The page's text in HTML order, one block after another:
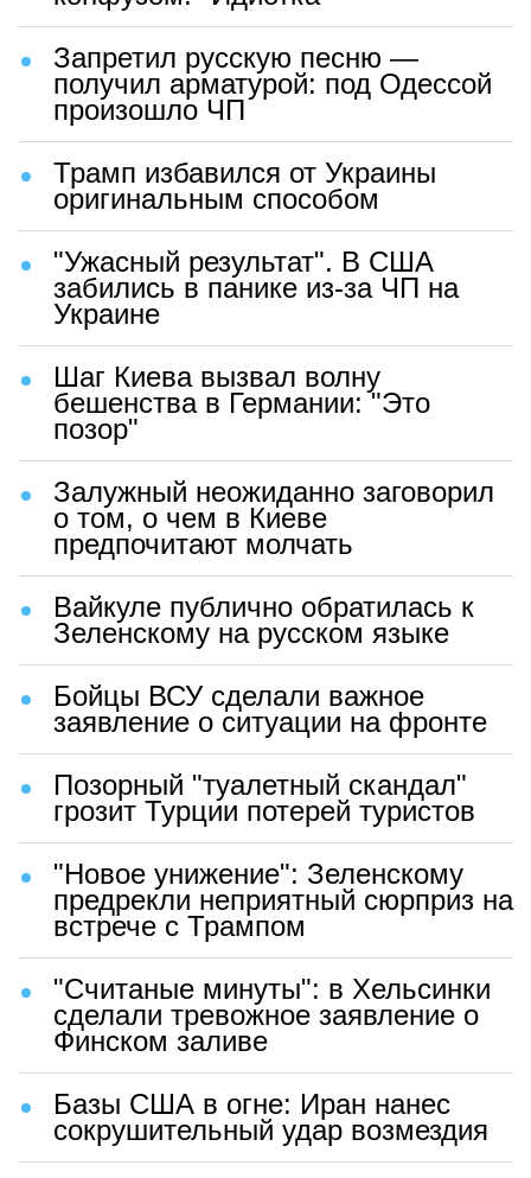
Армия России выжгла подземное
логово ВСУ
Незалежным воякам не позавидуешь
Ноль ракет: в ВСУ признали
тотальный крах обороны
"Сосед соседа боится": что в
Одессе думают о русских
Сбежавшая в США Машкова
попала в ДТП и начала публично
каяться
ВЫБОР ЧИТАТЕЛЕЙ
Советник президента Эстонии
сделал шокирующее признание об
атаках на Петербург
ЧП на Украине вызвало ужас в
США
Истерика Каллас из-за удара
возмездия Армии РФ закончилась
конфузом: "Идиотка"
Запретил русскую песню —
получил арматурой: под Одессой
произошло ЧП
Трамп избавился от Украины
оригинальным способом
"Ужасный результат". В США
забились в панике из-за ЧП на
Украине